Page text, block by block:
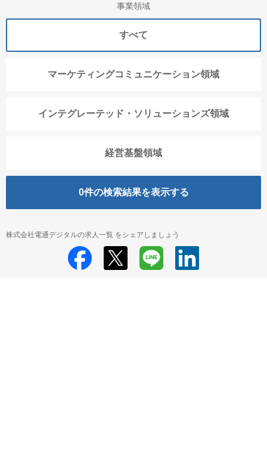
事業領域
すべて
マーケティングコミュニケーション領域
インテグレーテッド・ソリューションズ領域
経営基盤領域
0件の検索結果を表示する
株式会社電通デジタルの求人一覧 をシェアしましょう